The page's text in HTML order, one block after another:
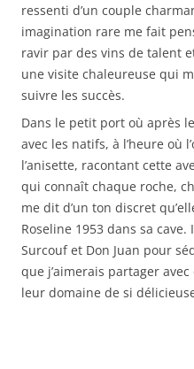
ressenti d’un couple
imagination rare me fait
ravir par des vins de talent
une visite chaleureuse qui
suivre les succès.
Dans le petit port où après
avec les natifs, à l’heure où
l’anisette, racontant cette
qui connaît chaque roche,
me dit d’un ton discret
Roseline 1953 dans sa
Surcouf et Don Juan pour
que j’aimerais partager
leur domaine de si